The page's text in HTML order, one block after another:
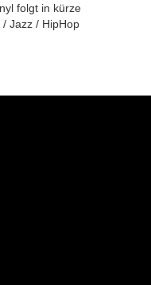
folgt in kürze
Jazz / HipHop